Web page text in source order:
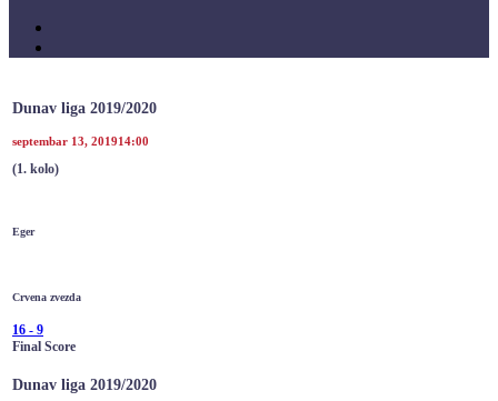
Dunav liga 2019/2020
septembar 13, 201914:00
(1. kolo)
Eger
Crvena zvezda
16 - 9
Final Score
Dunav liga 2019/2020